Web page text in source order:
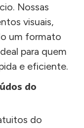
Nossas
visuais,
um formato
para quem
e eficiente.
do
do